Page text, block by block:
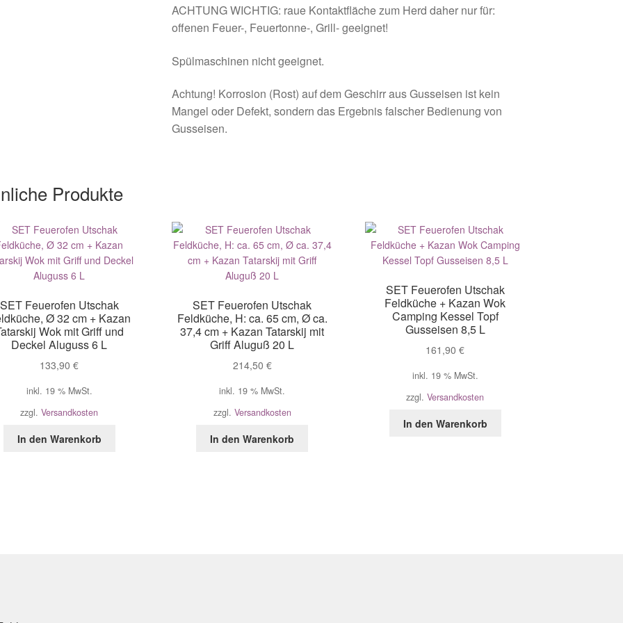
ACHTUNG WICHTIG: raue Kontaktfläche zum Herd daher nur für:
offenen Feuer-, Feuertonne-, Grill- geeignet!
Spülmaschinen nicht geeignet.
Achtung! Korrosion (Rost) auf dem Geschirr aus Gusseisen ist kein
Mangel oder Defekt, sondern das Ergebnis falscher Bedienung von
Gusseisen.
Produkte
SET Feuerofen Utschak
Ø 32 cm + Kazan
Wok mit Griff und
Deckel Aluguss 6 L
133,90€
inkl. 19 % MwSt.
zzgl.Versandkosten
In den Warenkorb
SET Feuerofen Utschak
Feldküche, H: ca. 65 cm, Ø ca.
37,4 cm + Kazan Tatarskij mit
Griff Aluguß 20 L
214,50 €
inkl. 19 % MwSt.
zzgl. Versandkosten
In den Warenkorb
SET Feuerofen Utschak
Feldküche + Kazan Wok
Camping Kessel Topf
Gusseisen 8,5 L
161,90€
inkl. 19 % MwSt.
zzgl.Versandkosten
In den Warenkorb